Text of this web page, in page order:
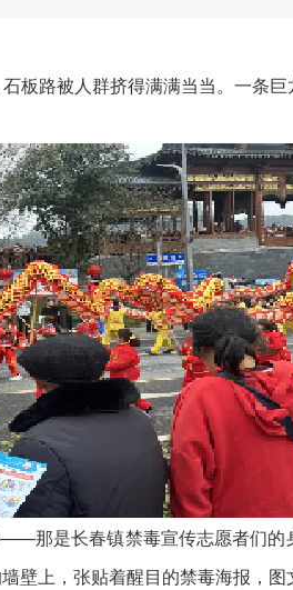
路被人群挤得满满当当。一条
那是长春镇禁毒宣传志愿者们的
上，张贴着醒目的禁毒海报，图